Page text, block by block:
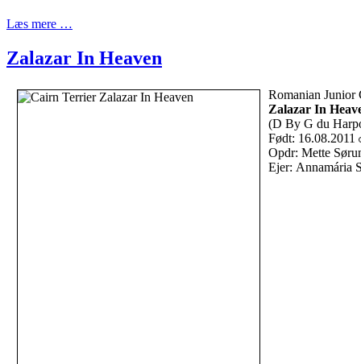
Læs mere …
Zalazar In Heaven
Romanian Junior
Zalazar In
(D By G du
Født: 16.08.2011
Opdr: Mette
Ejer: Annamária